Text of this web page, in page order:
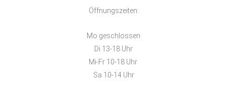
Öffnungszeiten:
Mo geschlossen
Di 13-18 Uhr
Mi-Fr 10-18 Uhr
Sa 10-14 Uhr